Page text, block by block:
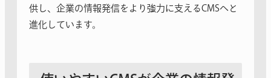
供し、企業の情報発信をより強力に支えるCMSへと
進化しています。